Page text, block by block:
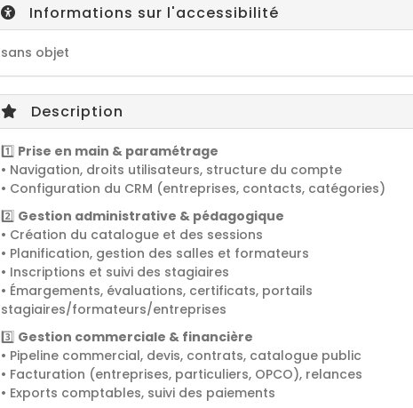
Informations sur l'accessibilité
sans objet
Description
1️⃣ Prise en main & paramétrage
• Navigation, droits utilisateurs, structure du compte
• Configuration du CRM (entreprises, contacts, catégories)
2️⃣ Gestion administrative & pédagogique
• Création du catalogue et des sessions
• Planification, gestion des salles et formateurs
• Inscriptions et suivi des stagiaires
• Émargements, évaluations, certificats, portails
stagiaires/formateurs/entreprises
3️⃣ Gestion commerciale & financière
• Pipeline commercial, devis, contrats, catalogue public
• Facturation (entreprises, particuliers, OPCO), relances
• Exports comptables, suivi des paiements